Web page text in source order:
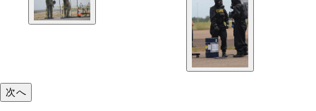
化学兵器戦闘最前線から後方に戻ったポルトガル
士。水シャワーで全身を水洗いしている
次へ